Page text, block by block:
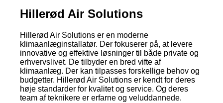
Hillerød Air Solutions
Hillerød Air Solutions er en moderne
klimaanlæginstallatør. Der fokuserer på, at levere
innovative og effektive løsninger til både private og
erhvervslivet. De tilbyder en bred vifte af
klimaanlæg. Der kan tilpasses forskellige behov og
budgetter. Hillerød Air Solutions er kendt for deres
høje standarder for kvalitet og service. Og deres
team af teknikere er erfarne og veluddannede.